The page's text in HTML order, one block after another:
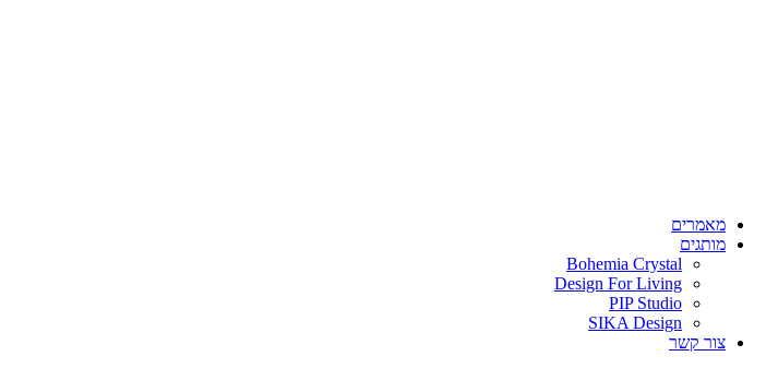
מאמרים
מותגים
Bohemia Crystal
Design For Living
PIP Studio
SIKA Design
צור קשר